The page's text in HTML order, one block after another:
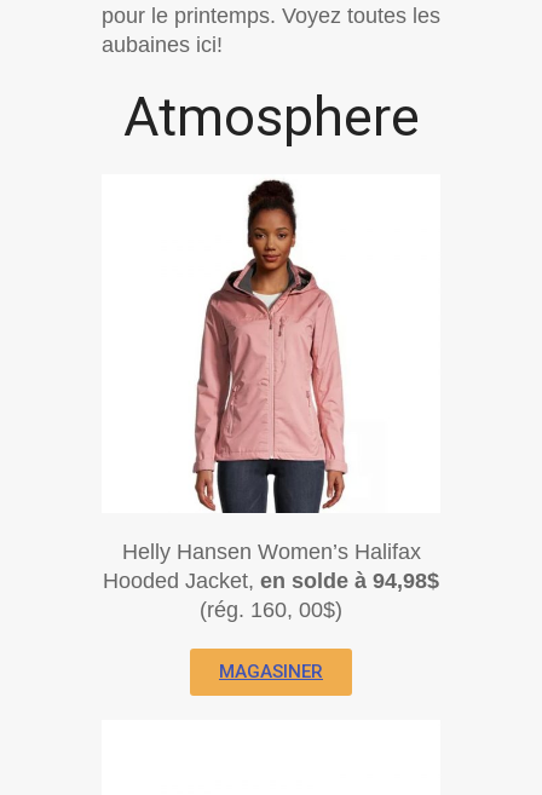
pour le printemps. Voyez toutes les
aubaines ici!
Atmosphere
Helly Hansen Women’s Halifax
Hooded Jacket, en solde à 94,98$
(rég. 160, 00$)
MAGASINER